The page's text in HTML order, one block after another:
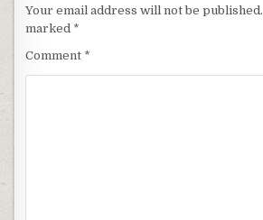
Your email address will not be published.
marked *
Comment *